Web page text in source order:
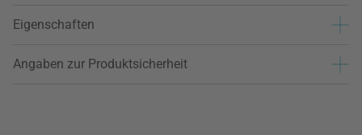
Eigenschaften
Angaben zur Produktsicherheit